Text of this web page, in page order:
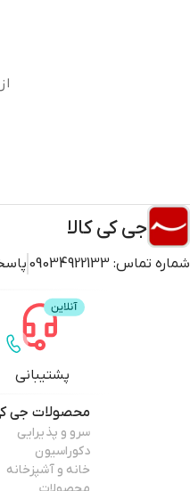
جی کی کالا
شماره تماس: 09034922133
پشتیبانی
محصولات جی
سرو و پذیرایی
دکوراسیون
خانه و آشپزخانه